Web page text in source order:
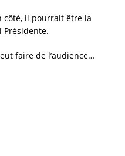
côté, il pourrait être la
Présidente.
faire de l’audience…